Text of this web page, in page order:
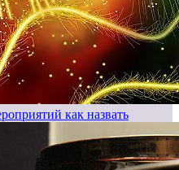
как назвать